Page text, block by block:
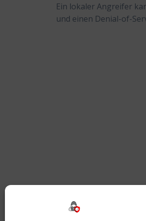
Ein lokaler Angreifer
und einen Denial-of-